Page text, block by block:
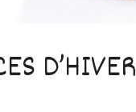
D’HIVER